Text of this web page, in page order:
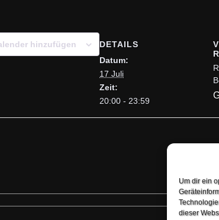
Um dir ein
dieser
hinzufügen
DETAILS
Datum:
17 Juli
Zeit:
20:00 - 23:59